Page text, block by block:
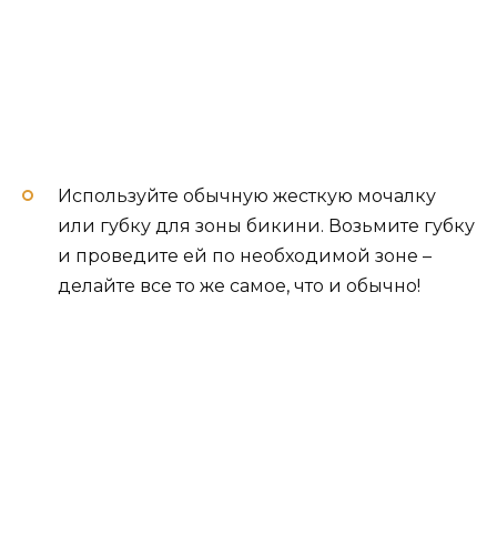
Используйте обычную жесткую мочалку
или губку для зоны бикини. Возьмите губку
и проведите ей по необходимой зоне –
делайте все то же самое, что и обычно!